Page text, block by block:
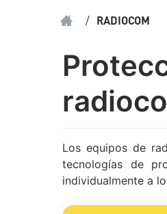
/ RADIOCOM
Los equipos de
tecnologías de
individualmente a